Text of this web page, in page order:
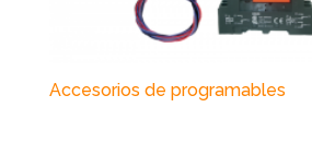
Accesorios de programables